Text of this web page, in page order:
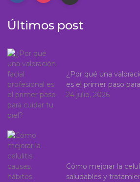
Últimos post
¿Por qué una
es el primer paso
24 julio, 2026
Cómo mejorar la
saludables y